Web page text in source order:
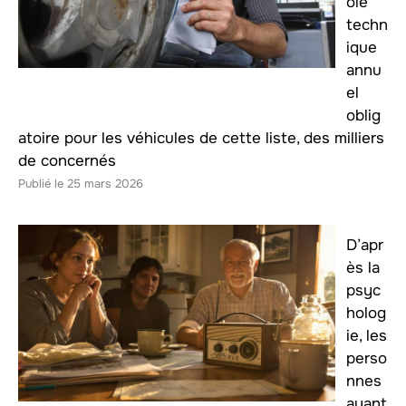
techn
ique
annu
el
oblig
atoire pour les véhicules de cette liste, des milliers
de concernés
25 mars 2026
D’apr
ès la
psyc
holog
ie, les
perso
nnes